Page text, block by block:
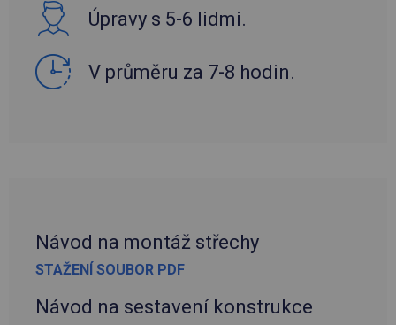
Úpravy s 5-6 lidmi.
V průměru za 7-8 hodin.
Návod na montáž střechy
STAŽENÍ SOUBOR PDF
Návod na sestavení konstrukce